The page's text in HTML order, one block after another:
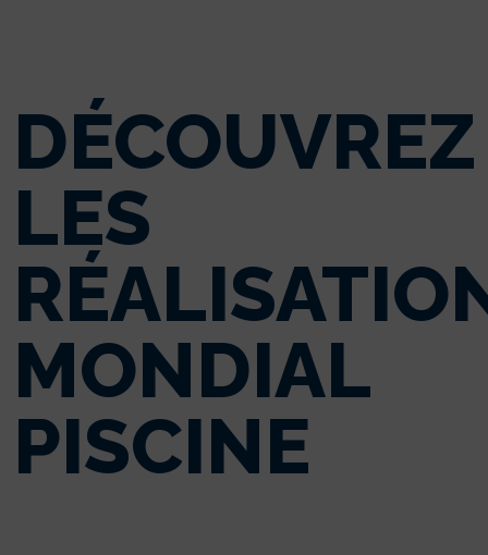
DÉCOUVREZ
LES
MONDIAL
PISCINE